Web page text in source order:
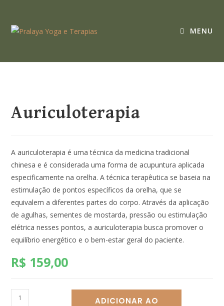
MENU
Auriculoterapia
A auriculoterapia é uma técnica da medicina tradicional
chinesa e é considerada uma forma de acupuntura aplicada
especificamente na orelha. A técnica terapêutica se baseia na
estimulação de pontos específicos da orelha, que se
equivalem a diferentes partes do corpo. Através da aplicação
de agulhas, sementes de mostarda, pressão ou estimulação
elétrica nesses pontos, a auriculoterapia busca promover o
equilíbrio energético e o bem-estar geral do paciente.
R$ 159,00
ADICIONAR AO